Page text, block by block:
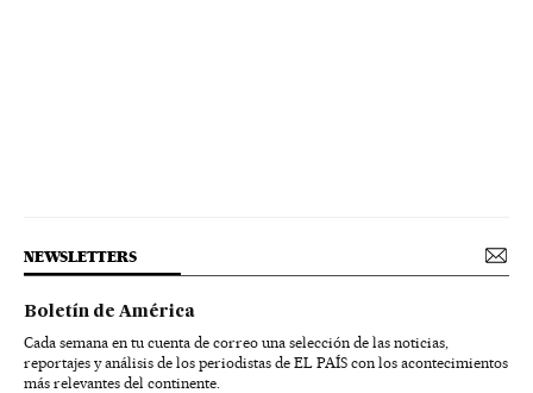
NEWSLETTERS
Boletín de América
Cada semana en tu cuenta de correo una selección de las noticias,
reportajes y análisis de los periodistas de EL PAÍS con los acontecimientos
más relevantes del continente.